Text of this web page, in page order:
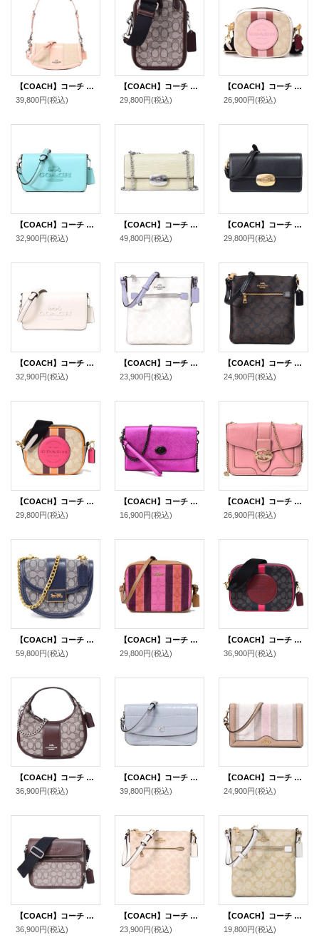
【COACH】コーチ バッグ ジャガード レザー シグネチャー アンドレア スモール ロゴ フラップ クロスボディ 3WAY クラッチ ショルダー ハンドバッグ フェイディドブラッシュ（日本未発売）
39,800円(税込)
【COACH】コーチ バッグ ジャガード レザー シグネチャー スタントン 2WAY クロスボディ 斜め掛け ショルダー バッグ オーク×メイプル〔日本未発売〕
29,800円(税込)
【COACH】コーチ ジャガード ぺブルレザー シグネチャー ミニ デンプシー ストライプ ロゴ パッチ カメラバッグ クロスボディ 斜め掛け 2way クラッチ ショルダーバッグ ライトカーキ×バニラクリームマルチ（日本未発売）
26,900円(税込)
【COACH】コーチ バッグ スムースレザー トニー ロゴ フラップ 2WAY クラッチ クロスボディー 斜めがけ ショルダーバッグ フェイディドブルー（日本未発売）
32,900円(税込)
【COACH】コーチ リザード レザー エライザ フラップ クロスボディ 斜め掛け チェーン ショルダーバッグ ペールグリーン（日本未発売）
49,800円(税込)
【COACH】コーチ リファインドカーフレザー エライザ スモール フラップ 2WAY クラッチ クロスボディー 斜めがけ ショルダーバッグ ブラック（日本未発売）
29,800円(税込)
【COACH】コーチ バッグ スムースレザー トニー ロゴ フラップ 2WAY クラッチ クロスボディー 斜めがけ ショルダーバッグ チャーク（日本未発売）
32,900円(税込)
【COACH】コーチ コーティングキャンバス レザー シグネチャー ミニ ローワン ファイル バッグ クロスボディ 斜めがけ ショルダーバッグ チャーク×ミスト【訳あり】〔日本未発売〕
23,900円(税込)
【COACH】コーチ コーティングキャンバス レザー シグネチャー ミニ ローワン ファイル バッグ クロスボディ 斜めがけ ショルダーバッグ ブラウン×ブラック〔日本未発売〕
24,900円(税込)
【COACH】コーチ ジャガード ぺブルレザー シグネチャー ミニ デンプシー ストライプ ロゴ パッチ カメラバッグ クロスボディ 斜め掛け 2way クラッチ ショルダーバッグ ライトカーキ×エレクトリックピンク（日本未発売）
29,800円(税込)
【COACH】コーチ クロスグレインレザー メタリック チェーン リストレット 2WAY クラッチ クロスボディー 斜めがけ ショルダーバッグ メタリックスリーズ（日本未発売）
16,900円(税込)
【COACH】コーチ ペブルレザー スムースレザー ジョージー チェーン クロスボディ 斜めがけ 2way クラッチ ショルダーバッグ ライトブラッシュ（日本未発売）
26,900円(税込)
【COACH】コーチ ジャガード レザー シグネチャー アリー サドル チェーン ショルダー 2way クロスボディ 斜めがけ バッグ ネイビー×ミッドナイトネイビー（日本未発売）
59,800円(税込)
【COACH】コーチ ジャガード スムースレザー シグネチャー ストライプ ミニ カメラバッグ クロスボディ 斜め掛け ショルダーバッグ ピンク×バーガンディーマルチ（日本未発売）
29,800円(税込)
【COACH】コーチ ジャガード ぺブルレザー シグネチャー デンプシー ストライプ パッチ カメラバッグ クロスボディ 斜め掛け 2way クラッチ ショルダーバッグ ブラック×ワインマルチ（日本未発売）
36,900円(税込)
【COACH】コーチ ハンドバッグ ジャガード レザー シグネチャー カルメン ミニ 2way チェーン クロスボディ 斜め掛け ショルダーバッグ オーク×メイプル（日本未発売）
36,900円(税込)
【COACH】コーチ バッグ クロコダイル エンボスドレザー ヘイデン フラップ 2WAY クラッチ クロスボディ 斜めがけ ショルダーバッグ グレーブルー（日本未発売）
39,800円(税込)
【COACH】コーチ キャンバス レザー シグネチャー ストライプ フラップ 2WAY クラッチ クロスボディー 斜めがけ ショルダーバッグ タフィーマルチ（日本未発売）
24,900円(税込)
【COACH】コーチ メンズ バッグ ジャガード レザー シグネチャー サリバン クロスボディ フラップ メッセンジャー カメラ 斜め掛け ショルダーバッグ オーク×メイプル〔日本未発売〕
36,900円(税込)
【COACH】コーチ バッグ コーティングキャンバス レザー シグネチャー ミニ ローワン ファイル バッグ クロスボディ 斜めがけ ショルダーバッグ サンド×チャーク〔日本未発売〕
23,900円(税込)
【COACH】コーチ コーティングキャンバス レザー シグネチャー ミニ ローワン ファイル バッグ クロスボディ 斜めがけ ショルダーバッグ ライトカーキ×チャーク〔日本未発売〕
19,800円(税込)